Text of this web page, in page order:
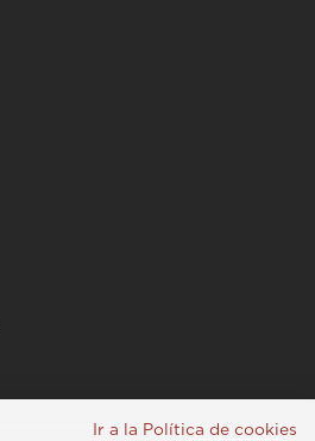
Ir a la Política de cookies